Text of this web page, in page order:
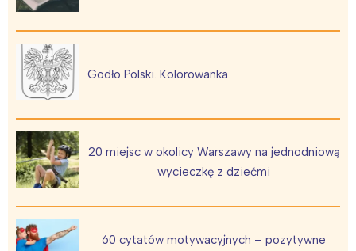
Godło Polski. Kolorowanka
20 miejsc w okolicy Warszawy na jednodniową
wycieczkę z dziećmi
60 cytatów motywacyjnych – pozytywne